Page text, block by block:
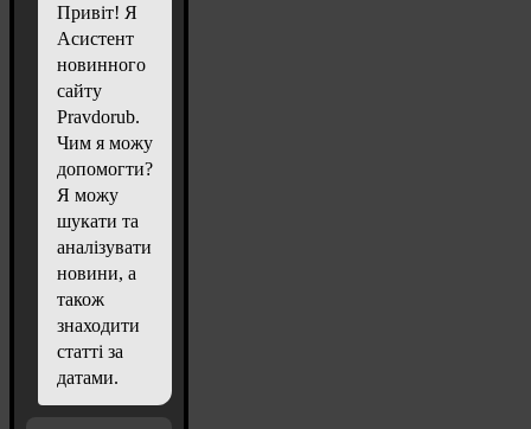
Привіт! Я
Асистент
новинного
сайту
Pravdorub.
Чим я можу
допомогти?
Я можу
шукати та
аналізувати
новини, а
також
знаходити
статті за
датами.